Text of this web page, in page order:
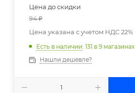
Цена до скидки
94₽
Цена указана с учетом НДС 22%
Есть в наличии: 131 в 9 магазинах
Нашли дешевле?